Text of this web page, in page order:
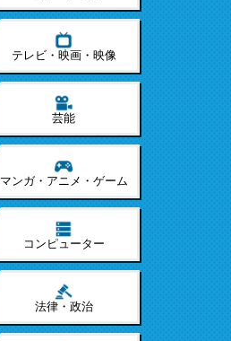
テレビ・映画・映像
芸能
マンガ・アニメ・ゲーム
コンピューター
法律・政治